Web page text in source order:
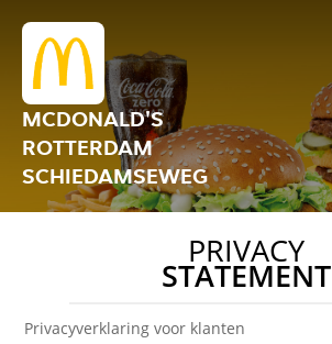
MCDONALD'S
ROTTERDAM
SCHIEDAMSEWEG
PRIVACY
STATEMENT
Privacyverklaring voor klanten